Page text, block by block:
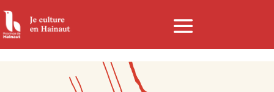
Panneau de gestion des cookies